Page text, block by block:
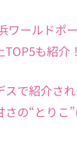
ワールドポ
も紹介！
スで紹介さ
の“とりこ